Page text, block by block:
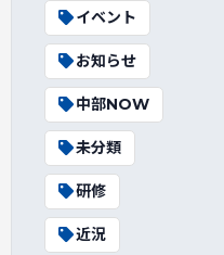
イベント
お知らせ
中部NOW
未分類
研修
近況